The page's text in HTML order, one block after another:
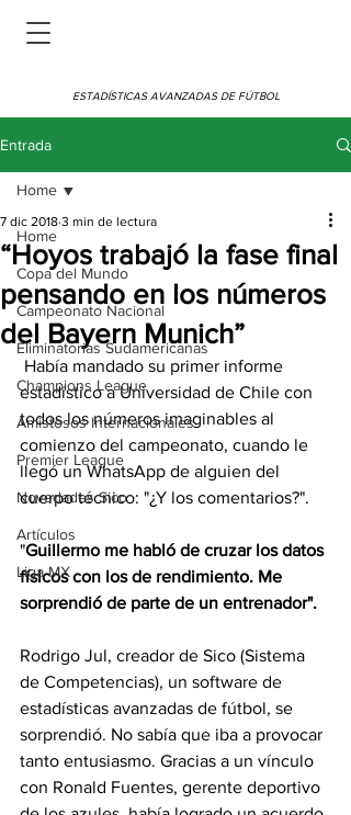
ESTADÍSTICAS AVANZADAS DE FÚTBOL
Entrada
Home
Copa del Mundo
Campeonato Nacional
Eliminatorias Sudamericanas
Champions League
Amistosos Internacionales
Premier League
Novedades Sico
Artículos
Liga MX
Home
“Hoyos trabajó la fase final
pensando en los números
del Bayern Munich”
7 dic 2018 3 min de lectura
estadístico a Universidad de Chile con
todos los números imaginables al
comienzo del campeonato, cuando le
llegó un WhatsApp de alguien del
cuerpo técnico: "¿Y los comentarios?".
"Guillermo me habló de cruzar los datos
físicos con los de rendimiento. Me
sorprendió de parte de un entrenador".
Rodrigo Jul, creador de Sico (Sistema
de Competencias), un software de
estadísticas avanzadas de fútbol, se
sorprendió. No sabía que iba a provocar
tanto entusiasmo. Gracias a un vínculo
con Ronald Fuentes, gerente deportivo